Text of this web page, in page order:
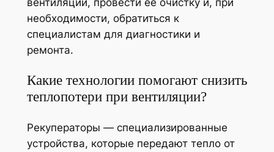
вентиляции, провести её очистку и, при
необходимости, обратиться к
специалистам для диагностики и
ремонта.
Какие технологии помогают снизить
теплопотери при вентиляции?
Рекуператоры — специализированные
устройства, которые передают тепло от